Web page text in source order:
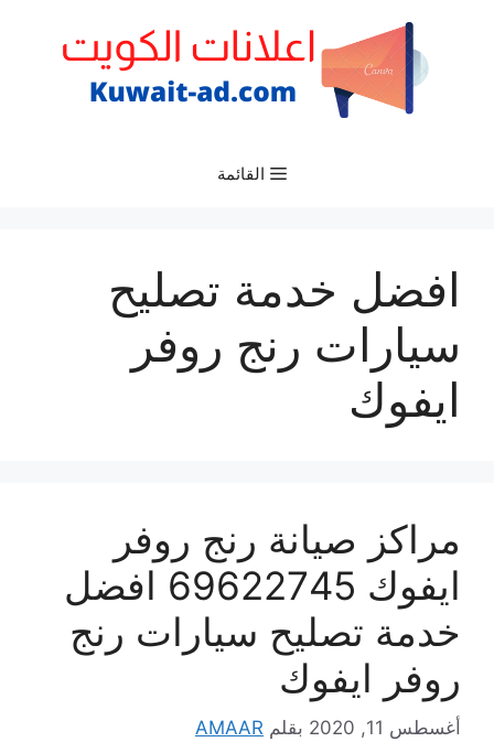
القائمة
افضل خدمة تصليح
سيارات رنج روفر
ايفوك
مراكز صيانة رنج روفر
ايفوك 69622745 افضل
خدمة تصليح سيارات رنج
روفر ايفوك
أغسطس 11, 2020 بقلم AMAAR